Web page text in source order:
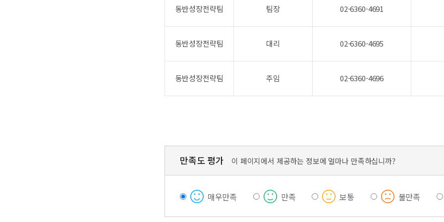
동반성장전략팀 팀장 02-6360-4691
동반성장전략팀 대리 02-6360-4695
동반성장전략팀 주임 02-6360-4696
만족도 평가 이 페이지에서 제공하는 정보에 얼마나 만족하십니까?
매우만족 만족 보통 불만족